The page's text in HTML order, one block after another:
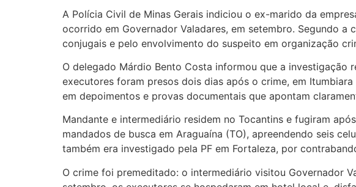
A Polícia Civil de Minas Gerais indiciou o ex-marido da
ocorrido em Governador Valadares, em setembro. Segundo
conjugais e pelo envolvimento do suspeito em organização
O delegado Márdio Bento Costa informou que a
executores foram presos dois dias após o crime, em
em depoimentos e provas documentais que apontam
Mandante e intermediário residem no Tocantins e fugiram
mandados de busca em Araguaína (TO), apreendendo seis
também era investigado pela PF em Fortaleza, por
O crime foi premeditado: o intermediário visitou Governador